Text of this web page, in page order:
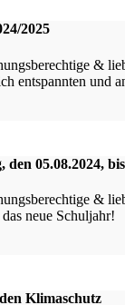
2025
&
entspannten und
05.08.2024,
&
neue Schuljahr!
Klimaschutz